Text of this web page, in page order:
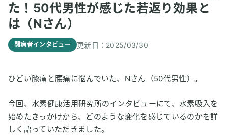
た！50代男性が感じた若返り効果と
は（Nさん）
闘病者インタビュー 更新日： 2025/03/30
ひどい膝痛と腰痛に悩んでいた、Nさん（50代男性）。
今回、水素健康活用研究所のインタビューにて、水素吸入を
始めたきっかけから、どのような変化を感じているのかを詳
しく語っていただきました。